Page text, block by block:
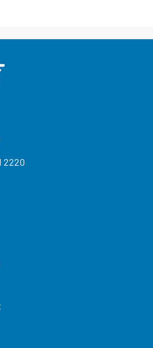
2220